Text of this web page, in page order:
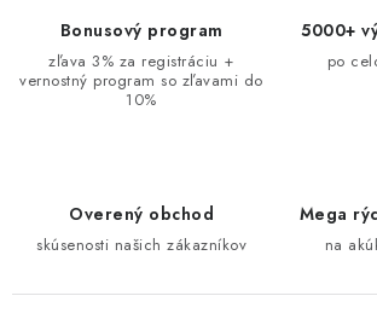
Bonusový program
zľava 3% za registráciu +
vernostný program so zľavami do
10%
5000+
po
Overený obchod
skúsenosti našich zákazníkov
Mega
na